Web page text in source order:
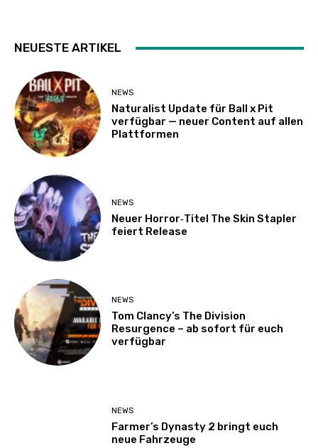
NEUESTE ARTIKEL
NEWS
Naturalist Update für Ball x Pit
verfügbar — neuer Content auf allen
Plattformen
NEWS
Neuer Horror‑Titel The Skin Stapler
feiert Release
NEWS
Tom Clancy’s The Division
Resurgence – ab sofort für euch
verfügbar
NEWS
Farmer’s Dynasty 2 bringt euch
neue Fahrzeuge